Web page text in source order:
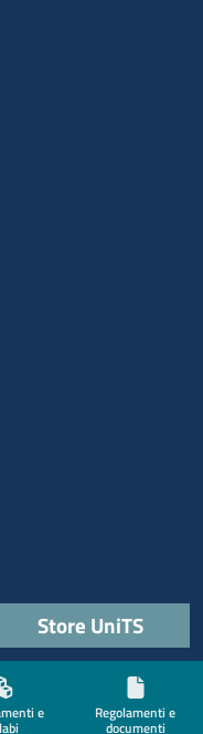
e Regolamenti e
documenti
Store UniTS